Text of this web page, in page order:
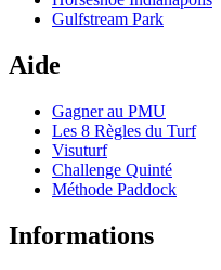
Gulfstream Park
Aide
Gagner au PMU
Les 8 Règles du Turf
Visuturf
Challenge Quinté
Méthode Paddock
Informations